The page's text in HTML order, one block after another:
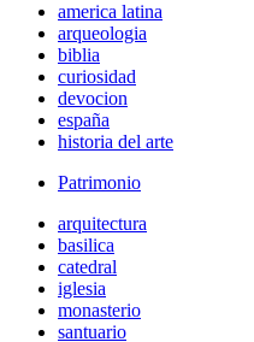
america latina
arqueologia
biblia
curiosidad
devocion
españa
historia del arte
Patrimonio
arquitectura
basilica
catedral
iglesia
monasterio
santuario